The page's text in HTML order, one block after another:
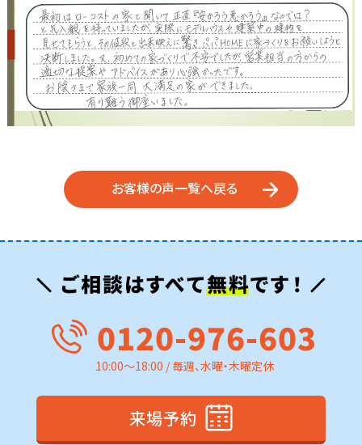
お客様の声一覧へ戻る
0120-976-603
10:00～18:00 / 毎週、水曜・木曜定休
来場予約